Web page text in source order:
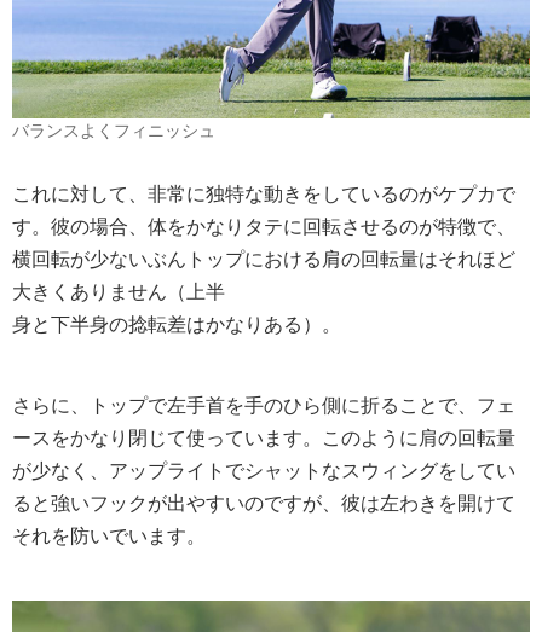
バランスよくフィニッシュ
これに対して、非常に独特な動きをしているのがケプカで
す。彼の場合、体をかなりタテに回転させるのが特徴で、
横回転が少ないぶんトップにおける肩の回転量はそれほど
大きくありません（上半
身と下半身の捻転差はかなりある）。
さらに、トップで左手首を手のひら側に折ることで、フェ
ースをかなり閉じて使っています。このように肩の回転量
が少なく、アップライトでシャットなスウィングをしてい
ると強いフックが出やすいのですが、彼は左わきを開けて
それを防いでいます。